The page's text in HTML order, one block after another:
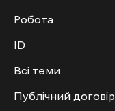
Робота
ID
Всі теми
Публічний договір